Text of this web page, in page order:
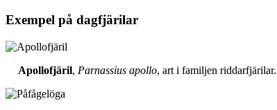
Exempel på dagfjärilar
Apollofjäril, Parnassius apollo, art i familjen